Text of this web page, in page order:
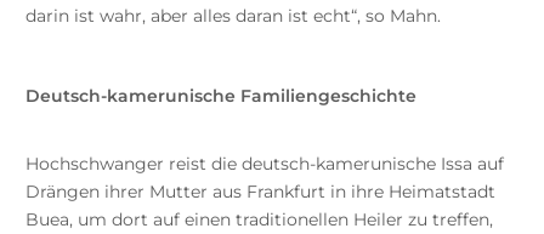
darin ist wahr, aber alles daran ist echt“, so Mahn.
Deutsch-kamerunische Familiengeschichte
Hochschwanger reist die deutsch-kamerunische Issa auf
Drängen ihrer Mutter aus Frankfurt in ihre Heimatstadt
Buea, um dort auf einen traditionellen Heiler zu treffen,